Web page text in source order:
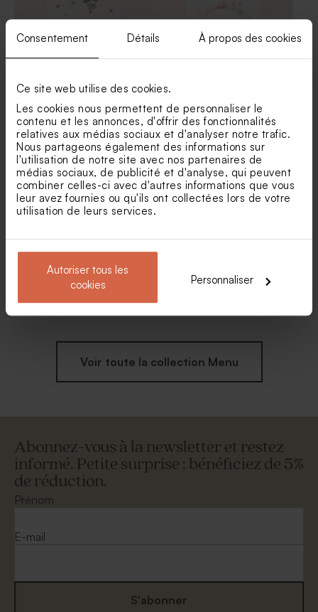
Consentement Détails À propos des cookies
Ce site web utilise des cookies.
Les cookies nous permettent de personnaliser le
contenu et les annonces, d'offrir des fonctionnalités
relatives aux médias sociaux et d'analyser notre trafic.
Nous partageons également des informations sur
l'utilisation de notre site avec nos partenaires de
médias sociaux, de publicité et d'analyse, qui peuvent
combiner celles-ci avec d'autres informations que vous
leur avez fournies ou qu'ils ont collectées lors de votre
utilisation de leurs services.
Autoriser tous les
cookies
Personnaliser
Carton invitation mariage
fleurs champêtres
Sticker autocollant mariage
thème champêtre
Menu mariage fleurs
eucalyptus et dorure
Menu mariage bouquet floral
rose et blanc
florale dorée
eucalyptus (calque)
Voir toute la collection Menu
Abonnez-vous à la newsletter et restez
informé. Petite surprise : bénéficiez de 5%
de réduction.
Prénom
E-mail
S'abonner